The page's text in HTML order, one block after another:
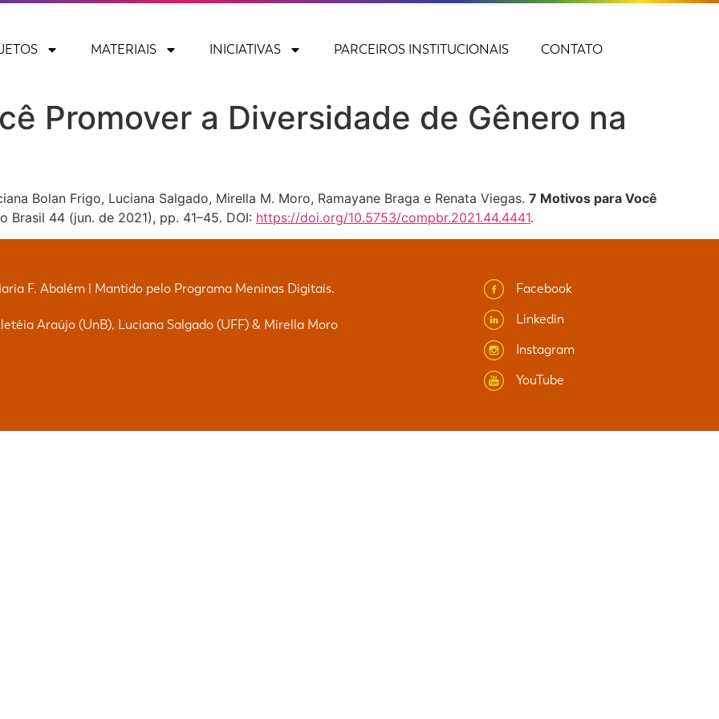
MATERIAIS INICIATIVAS PARCEIROS INSTITUCIONAIS CONTATO
Promover a Diversidade de Gênero na
Bolan Frigo, Luciana Salgado, Mirella M. Moro, Ramayane Braga e Renata Viegas. 7 Motivos para Você
Brasil 44 (jun. de 2021), pp. 41–45. DOI: https://doi.org/10.5753/compbr.2021.44.4441.
F. Abalém | Mantido pelo Programa Meninas Digitais.
Araújo (UnB), Luciana Salgado (UFF) & Mirella Moro
Facebook
Linkedin
Instagram
YouTube